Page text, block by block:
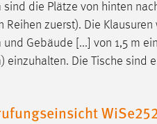
sind die Plätze von hinten
Reihen zuerst). Die
und Gebäude [...] von 1,5 m
) einzuhalten. Die Tische sind
MibewSessionID, mibew-chat-
style-5e9dbeb1811c0446 =
Sitzungslaufzeit, mibew_locale =
Jahre, MIBEW_UserID = 1 Jahr